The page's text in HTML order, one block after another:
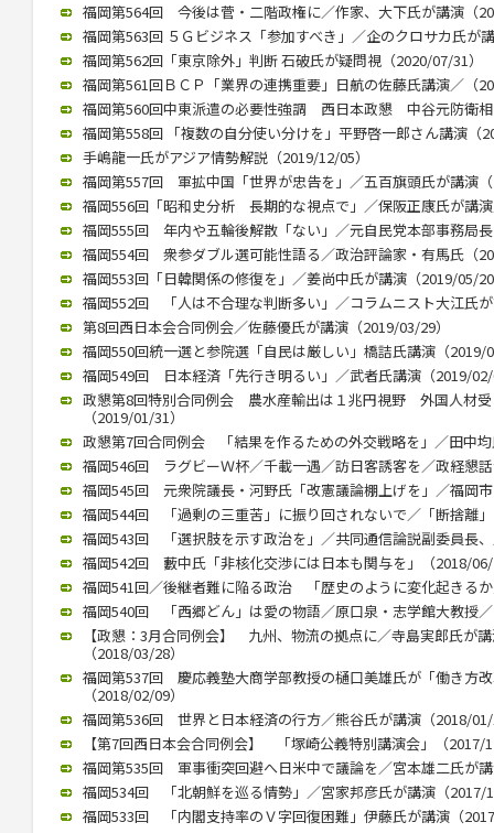
福岡第564回 今後は菅・二階政権に／作家、大下氏が講演（
福岡第563回 ５Ｇビジネス「参加すべき」／企のクロサカ氏が
福岡第562回「東京除外」判断 石破氏が疑問視（2020/07/31）
福岡第561回ＢＣＰ「業界の連携重要」日航の佐藤氏講演／（
福岡第560回中東派遣の必要性強調 西日本政懇 中谷元防衛
福岡第558回 「複数の自分使い分けを」平野啓一郎さん講演（
手嶋龍一氏がアジア情勢解説（2019/12/05）
福岡第557回 軍拡中国「世界が忠告を」／五百旗頭氏が講演
福岡556回「昭和史分析 長期的な視点で」／保阪正康氏が講
福岡555回 年内や五輪後解散「ない」／元自民党本部事務局
福岡554回 衆参ダブル選可能性語る／政治評論家・有馬氏（
福岡553回「日韓関係の修復を」／姜尚中氏が講演（2019/05/
福岡552回 「人は不合理な判断多い」／コラムニスト大江氏
第8回西日本会合同例会／佐藤優氏が講演（2019/03/29）
福岡550回統一選と参院選「自民は厳しい」橋詰氏講演（2019/
福岡549回 日本経済「先行き明るい」／武者氏講演（2019/
政懇第8回特別合同例会 農水産輸出は１兆円視野 外国人材受
（2019/01/31）
政懇第7回合同例会 「結果を作るための外交戦略を」／田中
福岡546回 ラグビーＷ杯／千載一遇／訪日客誘客を／政経懇
福岡545回 元衆院議長・河野氏「改憲議論棚上げを」／福岡
福岡544回 「過剰の三重苦」に振り回されないで／「断捨離
福岡543回 「選択肢を示す政治を」／共同通信論説副委員長
福岡542回 藪中氏「非核化交渉には日本も関与を」（2018/
福岡541回／後継者難に陥る政治 「歴史のように変化起きる
福岡540回 「西郷どん」は愛の物語／原口泉・志学館大教授
【政懇：3月合同例会】 九州、物流の拠点に／寺島実郎氏が
（2018/03/28）
福岡第537回 慶応義塾大商学部教授の樋口美雄氏が「働き方
（2018/02/09）
福岡第536回 世界と日本経済の行方／熊谷氏が講演（2018/
【第7回西日本会合同例会】 「塚崎公義特別講演会」（2017/
福岡第535回 軍事衝突回避へ日米中で議論を／宮本雄二氏が
福岡534回 「北朝鮮を巡る情勢」／宮家邦彦氏が講演（2017/
福岡533回 「内閣支持率のＶ字回復困難」伊藤氏が講演（